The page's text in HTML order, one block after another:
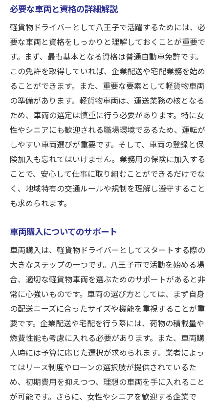
必要な車両と資格の詳細解説
軽貨物ドライバーとして八王子で活躍するためには、必
要な車両と資格をしっかりと理解しておくことが重要で
す。まず、最も基本となる資格は普通自動車免許です。
この免許を取得していれば、企業配送や宅配業務を始め
ることができます。また、重要な要素として軽貨物車両
の準備があります。軽貨物車両は、運送業務の核となる
ため、車両の選定は慎重に行う必要があります。特に女
性やシニアにも歓迎される職場環境であるため、運転が
しやすい車両選びが重要です。そして、車両の登録と保
険加入も忘れてはいけません。業務用の保険に加入する
ことで、安心して仕事に取り組むことができるだけでな
く、地域特有の交通ルールや規制を理解し遵守すること
も求められます。
車両購入についてのサポート
車両購入は、軽貨物ドライバーとしてスタートする際の
大きなステップの一つです。八王子市で活動を始める場
合、適切な軽貨物車両を選ぶためのサポートがあると非
常に心強いものです。車両の選び方としては、まず自身
の配送ニーズに合ったサイズや機能を重視することが重
要です。企業配送や宅配を行う際には、荷物の積載量や
燃費性能も考慮に入れる必要があります。また、車両購
入時には予算に応じた選択が求められます。業者によっ
てはリース制度やローンの選択肢が提供されているた
め、初期費用を抑えつつ、理想の車両を手に入れること
が可能です。さらに、女性やシニアを歓迎する企業で